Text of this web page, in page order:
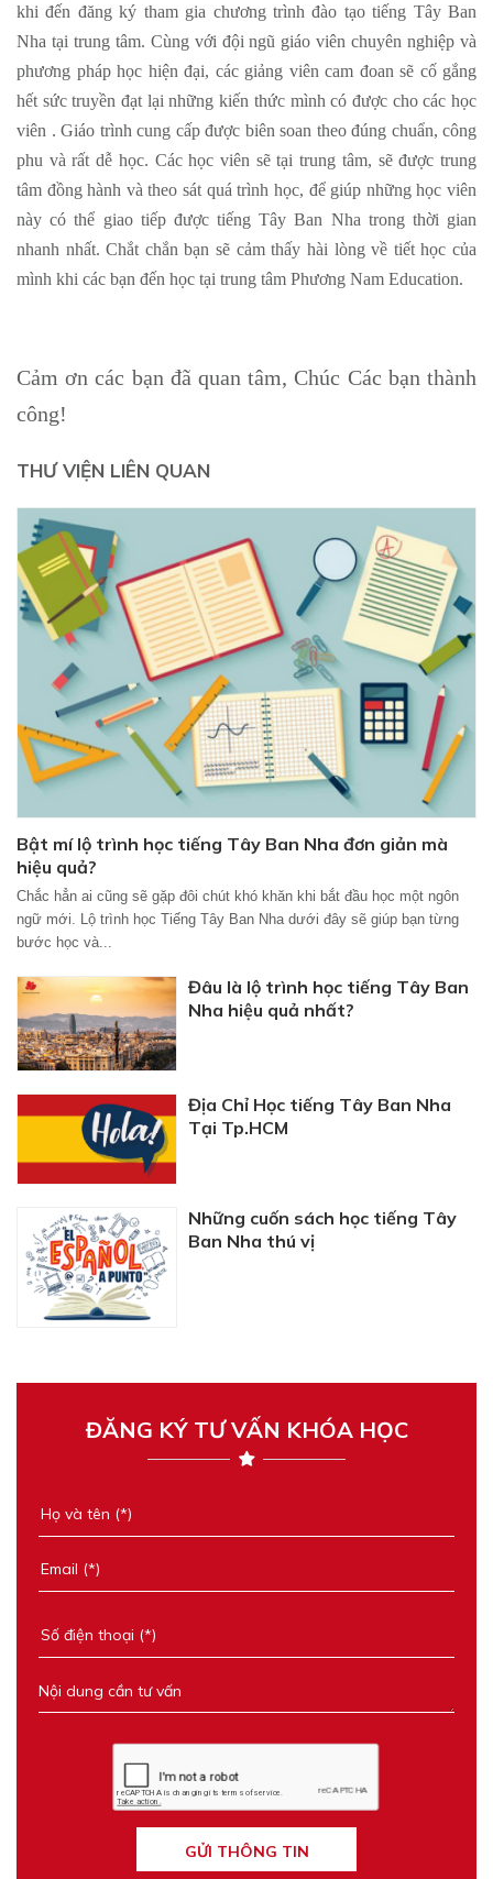
khi đến đăng ký tham gia chương trình đào tạo tiếng Tây Ban
Nha tại trung tâm. Cùng với đội ngũ giáo viên chuyên nghiệp và
phương pháp học hiện đại, các giảng viên cam đoan sẽ cố gắng
hết sức truyền đạt lại những kiến thức mình có được cho các học
viên . Giáo trình cung cấp được biên soan theo đúng chuẩn, công
phu và rất dễ học. Các học viên sẽ tại trung tâm, sẽ được trung
tâm đồng hành và theo sát quá trình học, để giúp những học viên
này có thể giao tiếp được tiếng Tây Ban Nha trong thời gian
nhanh nhất. Chắt chắn bạn sẽ cảm thấy hài lòng về tiết học của
mình khi các bạn đến học tại trung tâm Phương Nam Education.
Cảm ơn các bạn đã quan tâm, Chúc Các bạn thành
công!
THƯ VIỆN LIÊN QUAN
Bật mí lộ trình học tiếng Tây Ban Nha đơn giản mà
hiệu quả?
Chắc hẳn ai cũng sẽ gặp đôi chút khó khăn khi bắt đầu học một ngôn
ngữ mới. Lộ trình học Tiếng Tây Ban Nha dưới đây sẽ giúp bạn từng
bước học và...
Đâu là lộ trình học tiếng Tây Ban
Nha hiệu quả nhất?
Địa Chỉ Học tiếng Tây Ban Nha
Tại Tp.HCM
Những cuốn sách học tiếng Tây
Ban Nha thú vị
ĐĂNG KÝ TƯ VẤN KHÓA HỌC
GỬI THÔNG TIN